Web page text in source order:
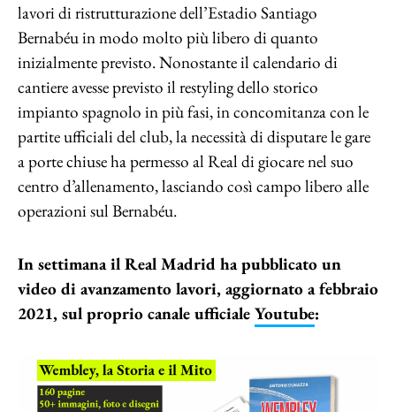
lavori di ristrutturazione dell’Estadio Santiago
Bernabéu in modo molto più libero di quanto
inizialmente previsto. Nonostante il calendario di
cantiere avesse previsto il restyling dello storico
impianto spagnolo in più fasi, in concomitanza con le
partite ufficiali del club, la necessità di disputare le gare
a porte chiuse ha permesso al Real di giocare nel suo
centro d’allenamento, lasciando così campo libero alle
operazioni sul Bernabéu.
In settimana il Real Madrid ha pubblicato un
video di avanzamento lavori, aggiornato a febbraio
2021, sul proprio canale ufficiale Youtube: